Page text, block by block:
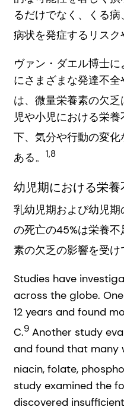
るだけでなく、くる
病状を発症するリスク
ヴァン・ダエル博士
にさまざまな発達不
は、微量栄養素の欠
児や小児における栄
下、気分や行動の変化
ある。 1,8
幼児期における栄
乳幼児期および幼児
の死亡の45%は栄養不
素の欠乏の影響を受け
Studies have
across the globe.
12 years and found
C.9 Another study
and found that many
niacin, folate,
study examined the
discovered